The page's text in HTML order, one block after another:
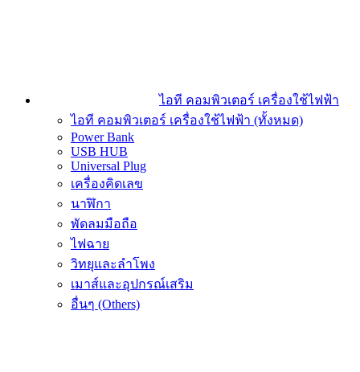
ไอที คอมพิวเตอร์ เครื่องใช้ไฟฟ้า
ไอที คอมพิวเตอร์ เครื่องใช้ไฟฟ้า (ทั้งหมด)
Power Bank
USB HUB
Universal Plug
เครื่องคิดเลข
นาฬิกา
พัดลมมือถือ
ไฟฉาย
วิทยุและลำโพง
เมาส์และอุปกรณ์เสริม
อื่นๆ (Others)